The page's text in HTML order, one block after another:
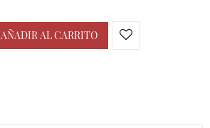
AÑADIR AL CARRITO